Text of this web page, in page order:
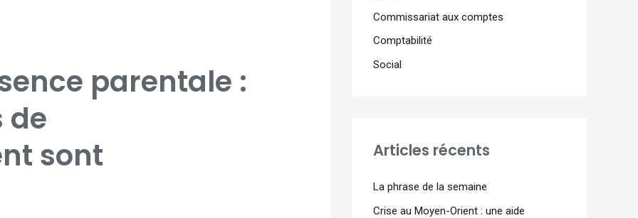
parentale :
de
sont
Commissariat aux comptes
Comptabilité
Social
Articles récents
La phrase de la semaine
Crise au Moyen-Orient : une aide